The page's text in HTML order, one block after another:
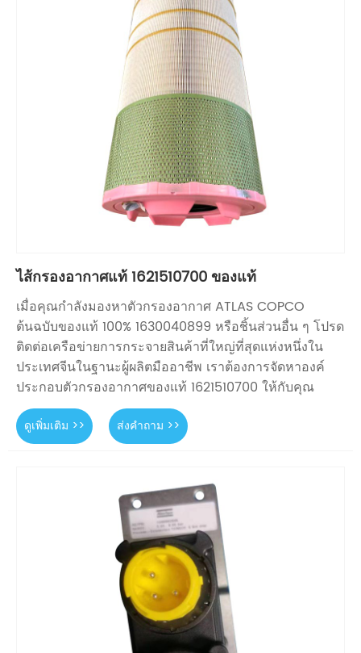
ไส้กรองอากาศแท้ 1621510700 ของแท้
เมื่อคุณกำลังมองหาตัวกรองอากาศ ATLAS COPCO
ต้นฉบับของแท้ 100% 1630040899 หรือชิ้นส่วนอื่น ๆ โปรด
ติดต่อเครือข่ายการกระจายสินค้าที่ใหญ่ที่สุดแห่งหนึ่งใน
ประเทศจีนในฐานะผู้ผลิตมืออาชีพ เราต้องการจัดหาองค์
ประกอบตัวกรองอากาศของแท้ 1621510700 ให้กับคุณ
ดูเพิ่มเติม >> ส่งคำถาม >>